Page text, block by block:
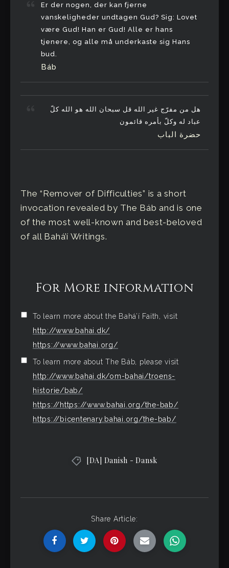
Er der nogen, der kan fjerne
vanskeligheder undtagen Gud? Sig: Lovet
være Gud! Han er Gud! Alle er hans
tjenere, og alle må underkaste sig Hans
bud.
Báb
هل من مفرّج غير الله قل سبحان الله هو الله کلّ
عباد له وکلّ بأمره قائمون
حضرة الباب
The “Remover of Difficulties” is a short
invocation revealed by The Báb and is one
of the most well-known and best-beloved
of all Bahá’í Writings.
For More information
To learn more about the Bahá’í Faith, visit
http://www.bahai.dk/
https://www.bahai.org/
To learn more about The Báb, please visit
http://www.bahai.dk/om-bahai/troens-
historie/bab/
https://https://www.bahai.org/the-bab/
https://bicentenary.bahai.org/the-bab/
[DA] Danish - Dansk
Share Article: